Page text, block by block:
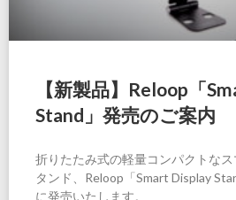
【新製品】Reloop「
Stand」発売のご案内
折りたたみ式の軽量コンパクトな
タンド、Reloop「Smart Display
に発売いたします。